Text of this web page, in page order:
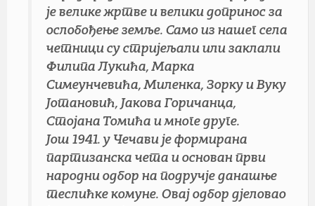
је велике жртве и велики допринос за
ослобођење земље. Само из нашег села
четници су стријељали или заклали
Филипа Лукића, Марка
Симеунчевића, Миленка, Зорку и Вуку
Јотановић, Јакова Горичанца,
Стојана Томића и многе друге.
Још 1941. у Чечави је формирана
партизанска чета и основан први
народни одбор на подручје данашње
теслићке комуне. Овај одбор дјеловао